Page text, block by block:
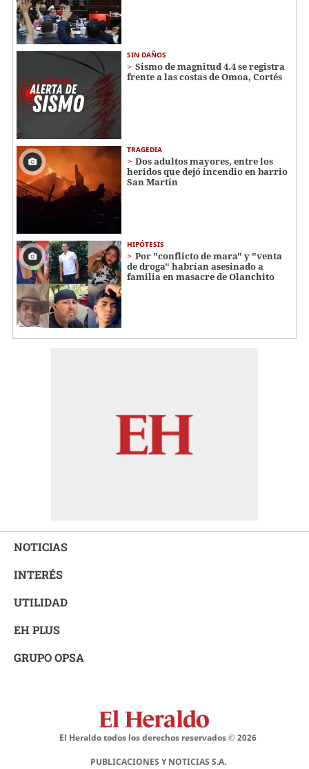
SIN DAÑOS
Sismo de magnitud 4.4 se registra
frente a las costas de Omoa, Cortés
TRAGEDIA
Dos adultos mayores, entre los
heridos que dejó incendio en barrio
San Martín
HIPÓTESIS
Por "conflicto de mara" y "venta
de droga" habrían asesinado a
familia en masacre de Olanchito
NOTICIAS
INTERÉS
UTILIDAD
EH PLUS
GRUPO OPSA
El Heraldo todos los derechos reservados ©2026
PUBLICACIONES Y NOTICIAS S.A.